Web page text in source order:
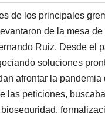
k
e
d
I
n
i
l
e
a
d
s
de los principales
de la mesa
Ruiz. Desde el
soluciones
afrontar la pandemia
las peticiones,